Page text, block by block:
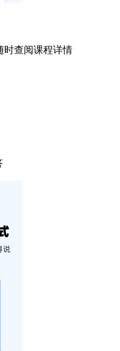
时查阅课程详情